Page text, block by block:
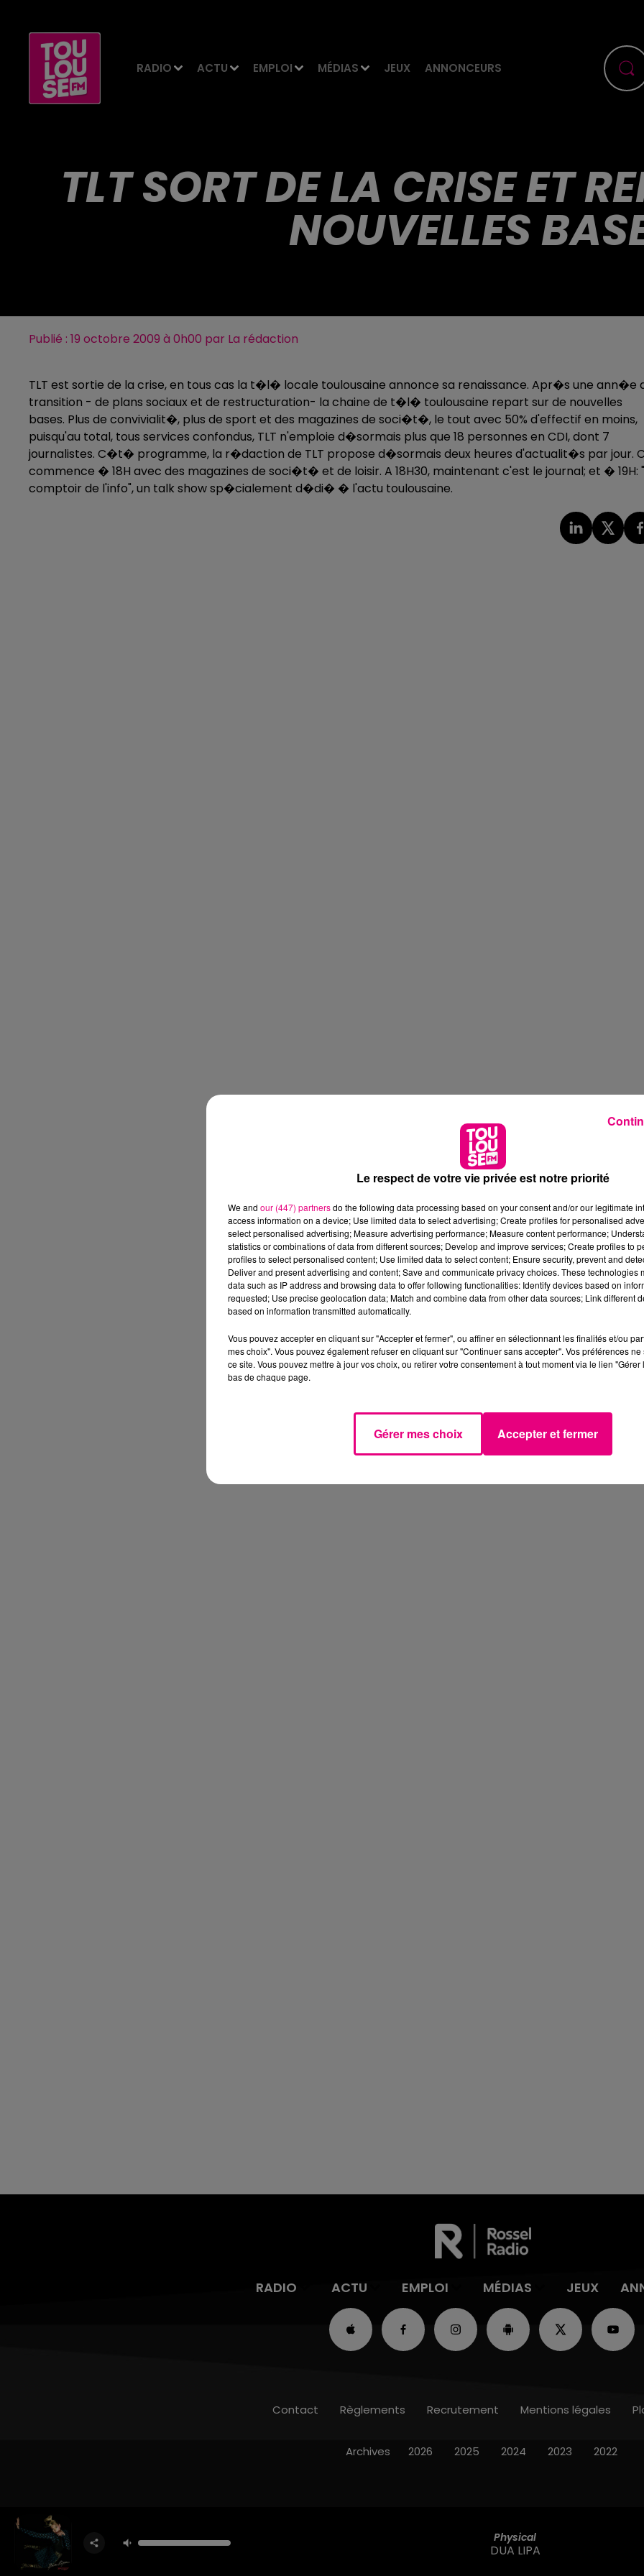
RADIO ACTU EMPLOI MÉDIAS JEUX ANNONCEURS
TLT SORT DE LA CRISE ET
NOUVELLES
Publié : 19 octobre 2009 à 0h00 par La rédaction
TLT est sortie de la crise, en tous cas la t�l� locale toulousaine annonce sa renaissance. Apr�s une ann�e
transition - de plans sociaux et de restructuration- la chaine de t�l� toulousaine repart sur de nouvelles
bases. Plus de convivialit�, plus de sport et des magazines de soci�t�, le tout avec 50% d'effectif en moins,
puisqu'au total, tous services confondus, TLT n'emploie d�sormais plus que 18 personnes en CDI, dont 7
journalistes. C�t� programme, la r�daction de TLT propose d�sormais deux heures d'actualit�s par jour.
commence � 18H avec des magazines de soci�t� et de loisir. A 18H30, maintenant c'est le journal; et � 19H:
comptoir de l'info", un talk show sp�cialement d�di� � l'actu toulousaine.
RADIO ACTU EMPLOI MÉDIAS JEUX
Physical
DUA LIPA
Contact Règlements Recrutement Mentions légales
Archives 2026 2025 2024 2023 2022
Le respect de votre vie privée est notre priorité
We and our (447) partnersdo the following data processing based on your consent and/or our legitimate
access information on a device; Use limited data to select advertising; Create profiles for personalised
select personalised advertising; Measure advertising performance; Measure content performance;
statistics or combinations of data from different sources; Develop and improve services; Create profiles to
profiles to select personalised content; Use limited data to select content; Ensure security, prevent and
Deliver and present advertising and content; Save and communicate privacy choices. These technologies
data such as IP address and browsing data to offer following functionalities: Identify devices based on
requested; Use precise geolocation data; Match and combine data from other data sources; Link different
based on information transmitted automatically.
Vous pouvez accepter en cliquant sur "Accepter et fermer", ou affiner en sélectionnant les finalités et/ou
mes choix". Vous pouvez également refuser en cliquant sur "Continuer sans accepter". Vos préférences
ce site. Vous pouvez mettre à jour vos choix, ou retirer votre consentement à tout moment via le lien
bas de chaque page.
Gérer mes choix Accepter et fermer